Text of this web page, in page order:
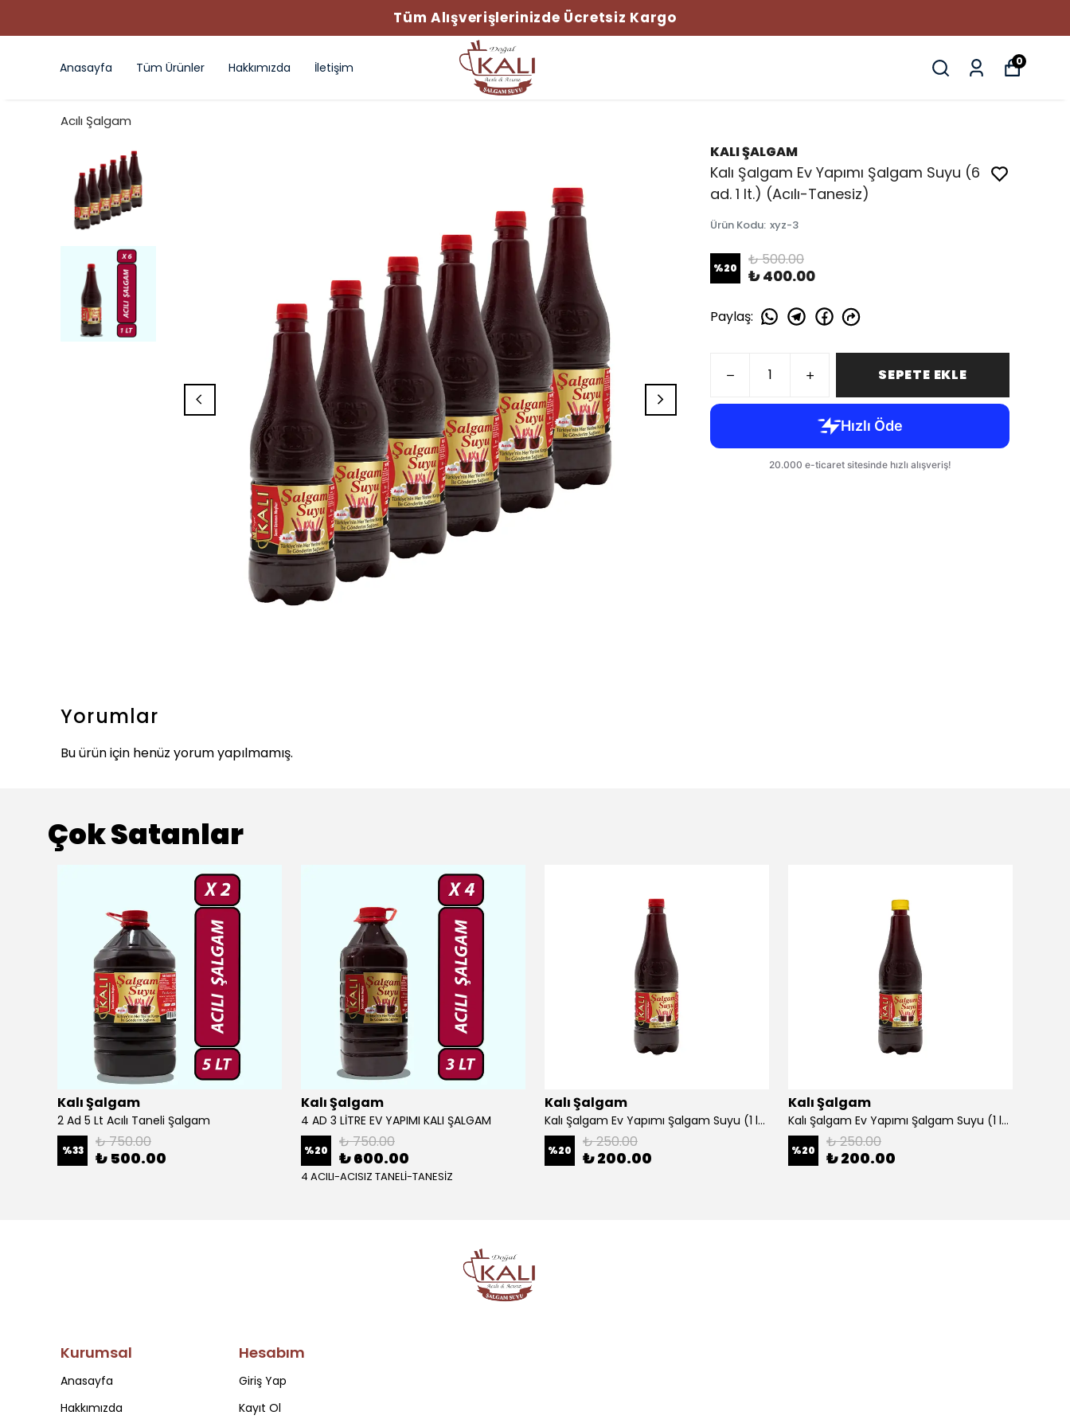
Tüm Alışverişlerinizde Ücretsiz Kargo
Anasayfa Tüm Ürünler Hakkımızda İletişim 0
Acılı Şalgam
KALI ŞALGAM
Kalı Şalgam Ev Yapımı Şalgam Suyu (6
ad. 1 lt.) (Acılı-Tanesiz)
Ürün Kodu: xyz-3
%20 ₺ 500.00
₺ 400.00
Paylaş:
SEPETE EKLE
Yorumlar
Bu ürün için henüz yorum yapılmamış.
Çok Satanlar
Kalı Şalgam
2 Ad 5 Lt Acılı Taneli Şalgam
%33 ₺ 750.00
₺ 500.00
Kalı Şalgam
4 AD 3 LİTRE EV YAPIMI KALI ŞALGAM
%20 ₺ 750.00
₺ 600.00
4 ACILI-ACISIZ TANELİ-TANESİZ
Kalı Şalgam
Kalı Şalgam Ev Yapımı Şalgam Suyu (1 lt.) (Acılı-Tanesiz)
%20 ₺ 250.00
₺ 200.00
Kalı Şalgam
Kalı Şalgam Ev Yapımı Şalgam Suyu (1 lt.) (Acısız-Taneli) (Acı Sosu Yanında)
%20 ₺ 250.00
₺ 200.00
Kurumsal
Anasayfa
Hakkımızda
Hesabım
Giriş Yap
Kayıt Ol